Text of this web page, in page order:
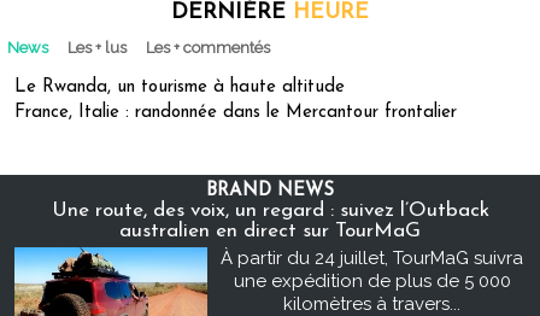
DERNIÈRE HEURE
News Les + lus Les + commentés
Le Rwanda, un tourisme à haute altitude
France, Italie : randonnée dans le Mercantour frontalier
BRAND NEWS
Une route, des voix, un regard : suivez l’Outback
australien en direct sur TourMaG
À partir du 24 juillet, TourMaG suivra
une expédition de plus de 5 000
kilomètres à travers...